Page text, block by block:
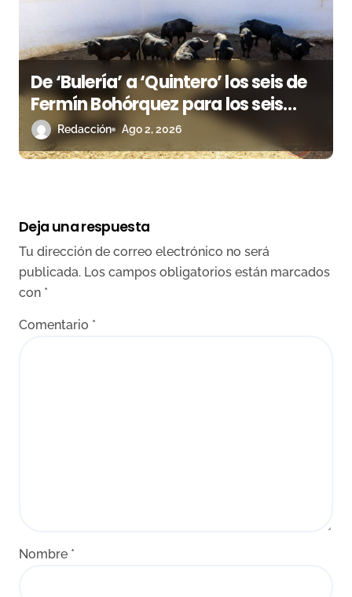
De ‘Bulería’ a ‘Quintero’ los seis de
Fermín Bohórquez para los seis
rejoneadores esta tarde en Huelva
Redacción Ago 2, 2026
Deja una respuesta
Tu dirección de correo electrónico no será
publicada. Los campos obligatorios están marcados
con *
Comentario *
Nombre *